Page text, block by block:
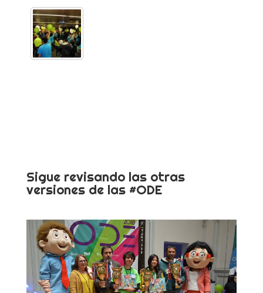
Sigue revisando las otras
versiones de las #ODE